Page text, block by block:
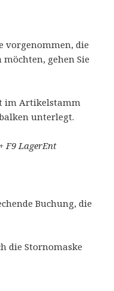
vorgenommen, die
gehen Sie
im Artikelstamm
unterlegt.
F9 LagerEnt
Buchung, die
die Stornomaske